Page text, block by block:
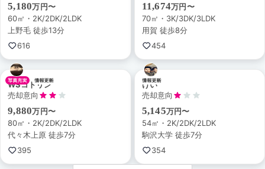
5,180万円〜
60㎡・2K/2DK/2LDK
上野毛 徒歩13分
616
11,674万円〜
70㎡・3K/3DK/3LDK
用賀 徒歩8分
454
WSコトリン
売却意向
9,880万円〜
80㎡・2K/2DK/2LDK
代々木上原 徒歩7分
395
けい
売却意向
5,145万円〜
54㎡・2K/2DK/2LDK
駒沢大学 徒歩7分
354